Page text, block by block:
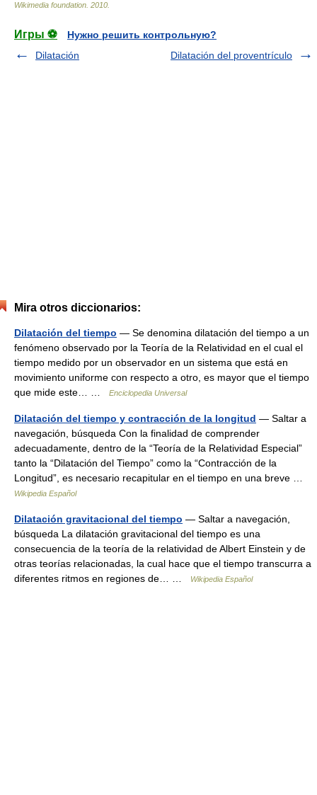
Wikimedia foundation 2010
Игры ⚽
Нужно решить контрольную?
Dilatación
Dilatación del proventrículo
Mira otros diccionarios:
Dilatación del tiempo — Se denomina dilatación del tiempo a un
fenómeno observado por la Teoría de la Relatividad en el cual el
tiempo medido por un observador en un sistema que está en
movimiento uniforme con respecto a otro, es mayor que el tiempo
que mide este… …
Enciclopedia Universal
Dilatación del tiempo y contracción de la longitud — Saltar a
navegación, búsqueda Con la finalidad de comprender
adecuadamente, dentro de la “Teoría de la Relatividad Especial”
tanto la “Dilatación del Tiempo” como la “Contracción de la
Longitud”, es necesario recapitular en el tiempo en una breve …
Wikipedia Español
Dilatación gravitacional del tiempo — Saltar a navegación,
búsqueda La dilatación gravitacional del tiempo es una
consecuencia de la teoría de la relatividad de Albert Einstein y de
otras teorías relacionadas, la cual hace que el tiempo transcurra a
diferentes ritmos en regiones de… …
Wikipedia Español